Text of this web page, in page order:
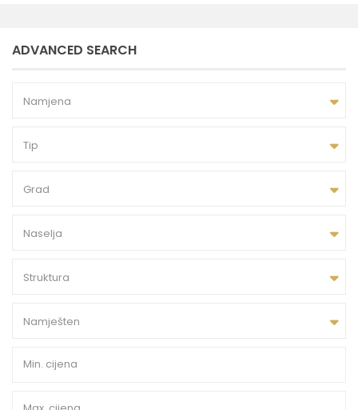
ADVANCED SEARCH
Namjena
Tip
Grad
Naselja
Struktura
Namješten